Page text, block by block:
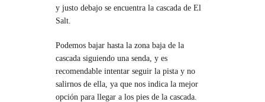
y justo debajo se encuentra la cascada de El
Salt.
Podemos bajar hasta la zona baja de la
cascada siguiendo una senda, y es
recomendable intentar seguir la pista y no
salirnos de ella, ya que nos indica la mejor
opción para llegar a los pies de la cascada.